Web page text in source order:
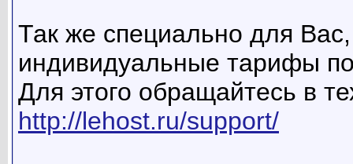
Так же специально для
индивидуальные тарифы
Для этого обращайтесь в
http://lehost.ru/support/